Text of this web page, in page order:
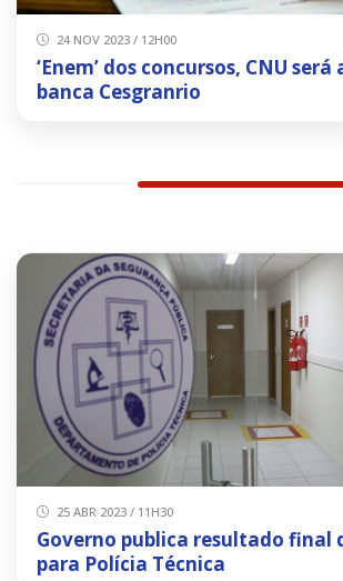
24 NOV 2023 / 12H00
‘Enem’ dos concursos, CNU
banca Cesgranrio
25 ABR 2023 / 11H30
Governo publica resultado final
para Polícia Técnica